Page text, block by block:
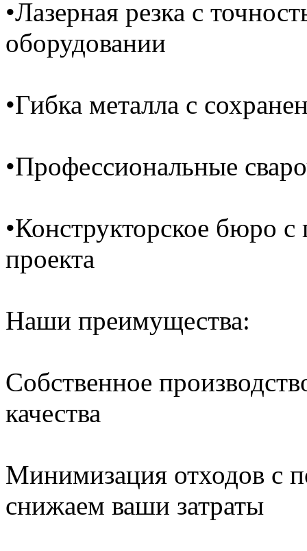
•Лазерная резка с
оборудовании
•Гибка металла с
•Профессиональные
•Конструкторское бюро
проекта
Наши преимущества:
Собственное
качества
Минимизация отходов с
снижаем ваши затраты